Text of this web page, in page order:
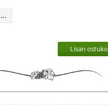
Lisan